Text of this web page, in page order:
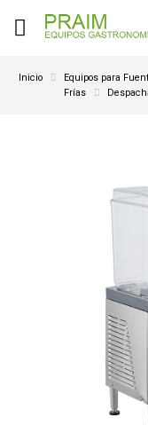
Inicio Equipos para
Frías